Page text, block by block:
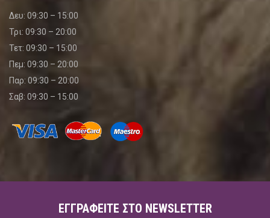
Δευ: 09:30 – 15:00
Τρι: 09:30 – 20:00
Τετ: 09:30 – 15:00
Πεμ: 09:30 – 20:00
Παρ: 09:30 – 20:00
Σαβ: 09:30 – 15:00
ΕΓΓΡΑΦΕΊΤΕ ΣΤΟ NEWSLETTER